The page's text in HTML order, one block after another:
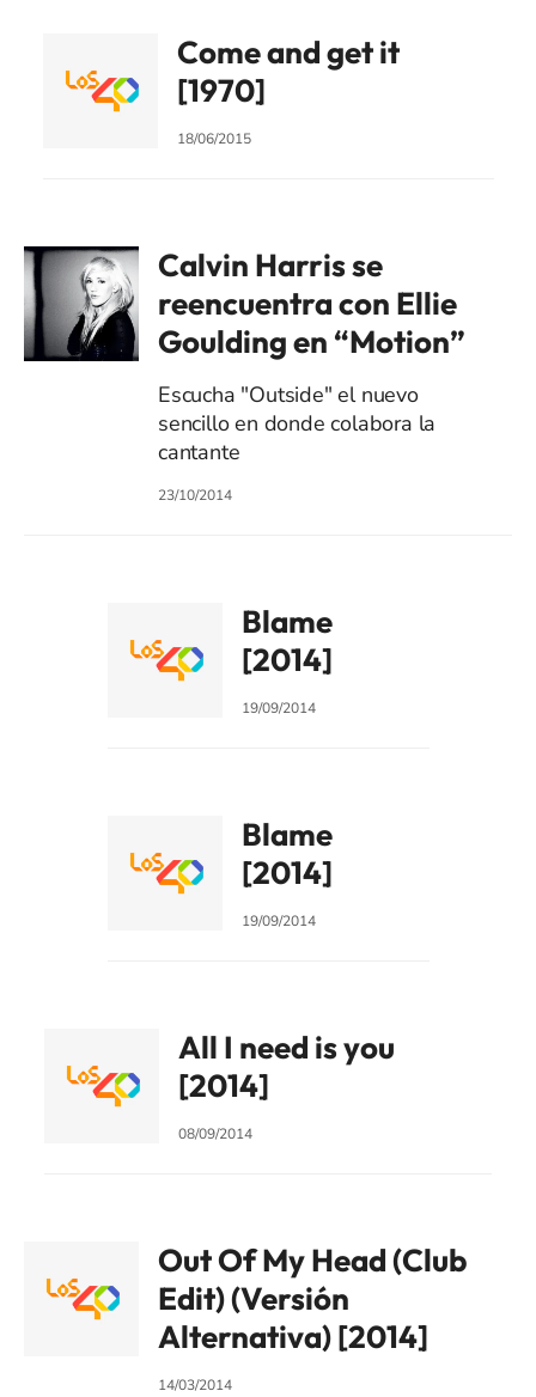
Come and get it
[1970]
18/06/2015
Calvin Harris se
reencuentra con Ellie
Goulding en “Motion”
Escucha "Outside" el nuevo
sencillo en donde colabora la
cantante
23/10/2014
Blame
[2014]
19/09/2014
Blame
[2014]
19/09/2014
All I need is you
[2014]
08/09/2014
Out Of My Head (Club
Edit) (Versión
Alternativa) [2014]
14/03/2014